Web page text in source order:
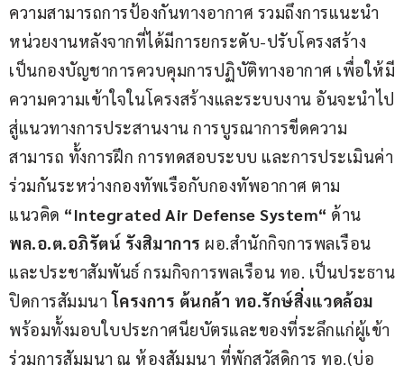
ความสามารถการป้องกันทางอากาศ รวมถึงการแนะนำ
หน่วยงานหลังจากที่ได้มีการยกระดับ-ปรับโครงสร้าง
เป็นกองบัญชาการควบคุมการปฏิบัติทางอากาศ เพื่อให้มี
ความความเข้าใจในโครงสร้างและระบบงาน อันจะนำไป
สู่แนวทางการประสานงาน การบูรณาการขีดความ
สามารถ ทั้งการฝึก การทดสอบระบบ และการประเมินค่า
ร่วมกันระหว่างกองทัพเรือกับกองทัพอากาศ ตาม
แนวคิด “Integrated Air Defense System“ ด้าน
พล.อ.ต.อภิรัตน์ รังสิมาการ ผอ.สำนักกิจการพลเรือน
และประชาสัมพันธ์ กรมกิจการพลเรือน ทอ. เป็นประธาน
ปิดการสัมมนา โครงการ ต้นกล้า ทอ.รักษ์สิ่งแวดล้อม
พร้อมทั้งมอบใบประกาศนียบัตรและของที่ระลึกแก่ผู้เข้า
ร่วมการสัมมนา ณ ห้องสัมมนา ที่พักสวัสดิการ ทอ.(บ่อ